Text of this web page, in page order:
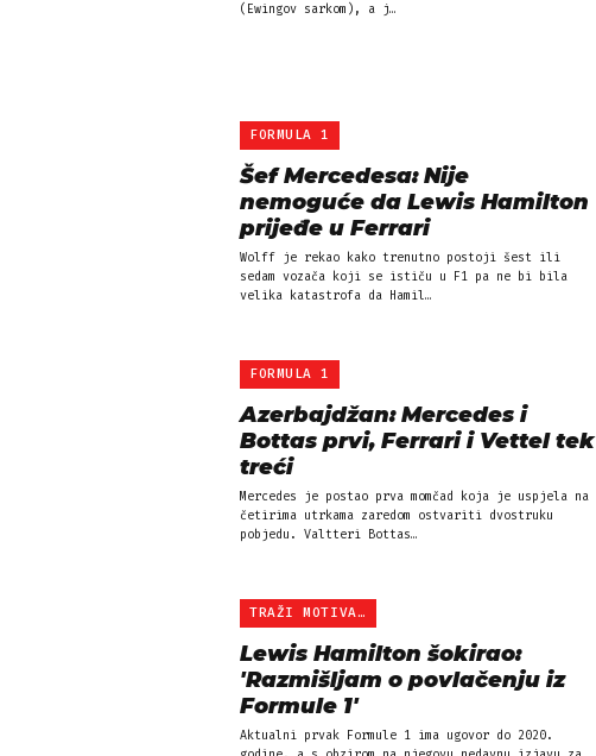
(Ewingov sarkom), a j…
FORMULA 1
Šef Mercedesa: Nije
nemoguće da Lewis Hamilton
prijeđe u Ferrari
Wolff je rekao kako trenutno postoji šest ili
sedam vozača koji se ističu u F1 pa ne bi bila
velika katastrofa da Hamil…
FORMULA 1
Azerbajdžan: Mercedes i
Bottas prvi, Ferrari i Vettel tek
treći
Mercedes je postao prva momčad koja je uspjela na
četirima utrkama zaredom ostvariti dvostruku
pobjedu. Valtteri Bottas…
TRAŽI MOTIVACIJU
Lewis Hamilton šokirao:
'Razmišljam o povlačenju iz
Formule 1'
Aktualni prvak Formule 1 ima ugovor do 2020.